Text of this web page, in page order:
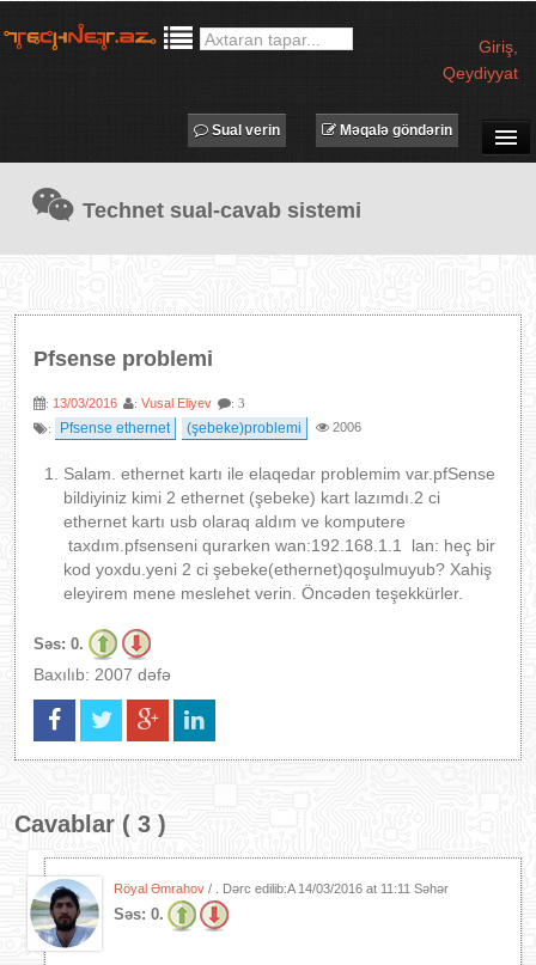
Giriş
Qeydiyyat
TECHNET TV
MƏQALƏLƏR
XƏBƏRLƏR
Məqalə göndərin
Sual verin
Technet sual-cavab sistemi
Pfsense problemi
: 13/03/2016 : Vusal Eliyev
: 3
:
Pfsense ethernet (şebeke)problemi 2006
Salam. ethernet kartı ile elaqedar problemim var.pfSense
bildiyiniz kimi 2 ethernet (şebeke) kart lazımdı.2 ci
ethernet kartı usb olaraq aldım ve komputere
taxdım.pfsenseni qurarken wan:192.168.1.1 lan: heç bir
kod yoxdu.yeni 2 ci şebeke(ethernet)qoşulmuyub? Xahiş
eleyirem mene meslehet verin. Öncəden teşekkürler.
Səs: 0.
Baxılıb: 2007 dəfə
Cavablar ( 3 )
Röyal Əmrahov / . Dərc edilib:A 14/03/2016 at 11:11 Səhər
Səs: 0.